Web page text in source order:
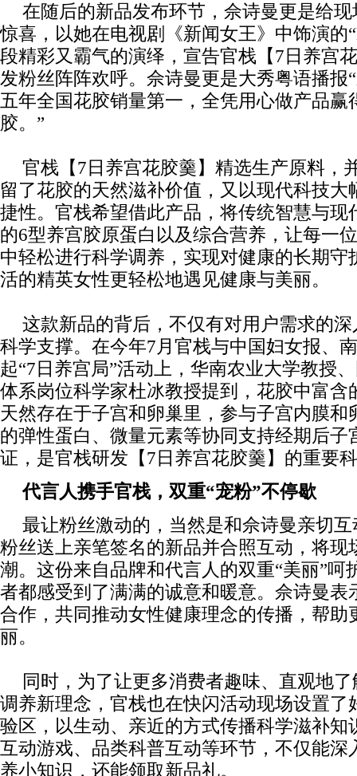
在随后的新品发布环节，佘诗曼更是给
惊喜，以她在电视剧《新闻女王》中饰演的
段精彩又霸气的演绎，宣告官栈【7日养宫
发粉丝阵阵欢呼。佘诗曼更是大秀粤语播报
五年全国花胶销量第一，全凭用心做产品赢
胶。”
官栈【7日养宫花胶羹】精选生产原料，
留了花胶的天然滋补价值，又以现代科技大
捷性。官栈希望借此产品，将传统智慧与现
的6型养宫胶原蛋白以及综合营养，让每一
中轻松进行科学调养，实现对健康的长期守
活的精英女性更轻松地遇见健康与美丽。
这款新品的背后，不仅有对用户需求的
科学支撑。在今年7月官栈与中国妇女报、
起“7日养宫局”活动上，华南农业大学教授
体系岗位科学家杜冰教授提到，花胶中富含
天然存在于子宫和卵巢里，参与子宫内膜和
的弹性蛋白、微量元素等协同支持经期后子
证，是官栈研发【7日养宫花胶羹】的重要
代言人携手官栈，双重“宠粉”不停歇
最让粉丝激动的，当然是和佘诗曼亲切
粉丝送上亲笔签名的新品并合照互动，将现
潮。这份来自品牌和代言人的双重“美丽”呵
者都感受到了满满的诚意和暖意。佘诗曼表
合作，共同推动女性健康理念的传播，帮助
丽。
同时，为了让更多消费者趣味、直观地
调养新理念，官栈也在快闪活动现场设置了
验区，以生动、亲近的方式传播科学滋补知
互动游戏、品类科普互动等环节，不仅能深
养小知识，还能领取新品礼。